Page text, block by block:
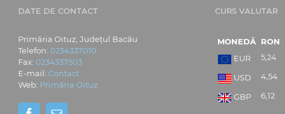
DATE DE CONTACT
Primăria Oituz, Județul Bacău
Telefon: 0234337010
Fax: 0234337503
E-mail: Contact
Web: Primăria Oituz
CURS VALUTAR
MONEDĂ RON
EUR
5,24
USD 4,54
GBP 6,12